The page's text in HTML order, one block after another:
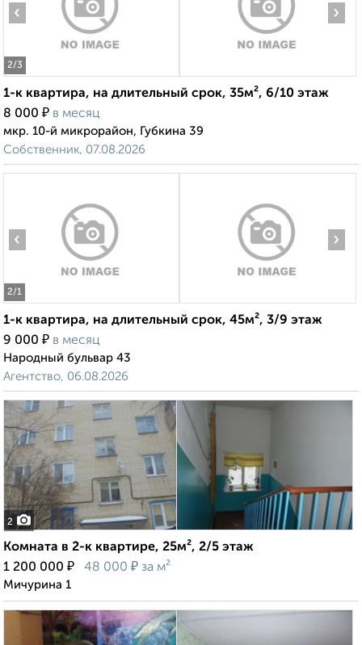
2/3
‹ ›
1-к квартира, на длительный срок, 35м², 6/10 этаж
8 000 ₽ в месяц
мкр. 10-й микрорайон, Губкина 39
Собственник, 07.08.2026
2/1
‹ ›
1-к квартира, на длительный срок, 45м², 3/9 этаж
9 000 ₽ в месяц
Народный бульвар 43
Агентство, 06.08.2026
2
Комната в 2-к квартире, 25м², 2/5 этаж
1 200 000 ₽ 48 000 ₽ за м²
Мичурина 1